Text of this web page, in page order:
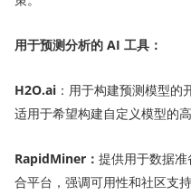
用于预测分析的 AI 工具：
H2O.ai ：用于构建预测模型的
适用于希望构建自定义模型的高
RapidMiner ： 提供用于数据
合平台，强调可用性和社区支持